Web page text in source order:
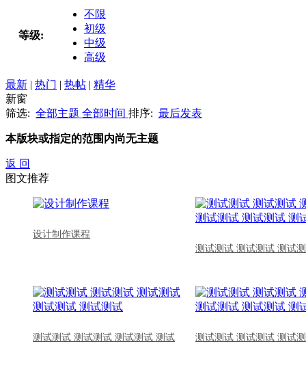
等级:
不限
初级
中级
高级
最新 | 热门 | 热帖 | 精华
新窗
筛选: 全部主题 全部时间 排序: 最后发表
本版块或指定的范围内尚无主题
返 回
图文推荐
设计制作课程
测试测试 测试测试 测试
测试测试 测试测试 测试测试 测试 测试测试 测试测试 测试